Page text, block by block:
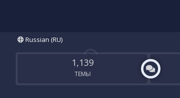
Russian (RU)
1,139
ТЕМЫ